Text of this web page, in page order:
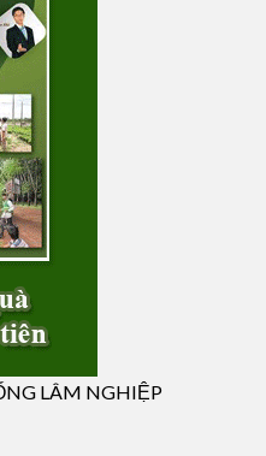
LÂM NGHIỆP